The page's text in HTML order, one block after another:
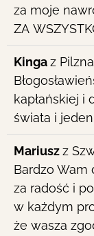
za moje
ZA
Kingaz Pilzna
kapłańskiej i
świata i
Mariuszz
Bardzo Wam
za radość i
w każdym
że wasza